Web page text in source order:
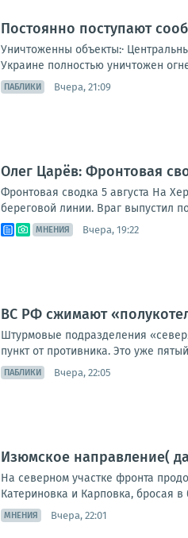
Постоянно поступают
Уничтоженны объекты:·
Украине полностью уничтожен
ПАБЛИКИ Вчера, 21:09
Олег Царёв: Фронтовая
Фронтовая сводка 5 августа На
береговой линии. Враг выпустил
МНЕНИЯ Вчера, 19:22
ВС РФ сжимают
Штурмовые подразделения
пункт от противника. Это уже
ПАБЛИКИ Вчера, 22:05
Изюмское направление(
На северном участке фронта
Катериновка и Карповка, бросая
МНЕНИЯ Вчера, 22:01